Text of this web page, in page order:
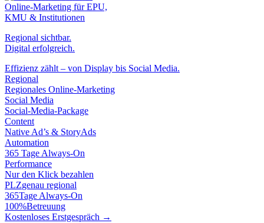
Online-Marketing für EPU,
KMU & Institutionen
Regional sichtbar.
Digital erfolgreich.
Effizienz zählt – von Display bis Social Media.
Regional
Regionales Online-Marketing
Social Media
Social-Media-Package
Content
Native Ad’s & StoryAds
Automation
365 Tage Always-On
Performance
Nur den Klick bezahlen
PLZgenau regional
365Tage Always-On
100%Betreuung
Kostenloses Erstgespräch →